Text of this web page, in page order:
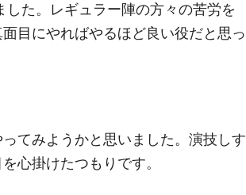
た。レギュラー陣の方々の苦労を
目にやればやるほど良い役だと思っ
てみようかと思いました。演技しす
心掛けたつもりです。